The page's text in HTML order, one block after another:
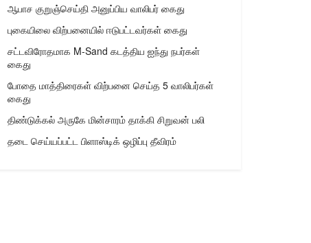
ஆபாச குறுஞ்செய்தி அனுப்பிய வாலிபர் கைது
புகையிலை விற்பனையில் ஈடுபட்டவர்கள் கைது
சட்டவிரோதமாக M-Sand கடத்திய ஐந்து நபர்கள்
கைது
போதை மாத்திரைகள் விற்பனை செய்த 5 வாலிபர்கள்
கைது
திண்டுக்கல் அருகே மின்சாரம் தாக்கி சிறுவன் பலி
தடை செய்யப்பட்ட பிளாஸ்டிக் ஒழிப்பு தீவிரம்